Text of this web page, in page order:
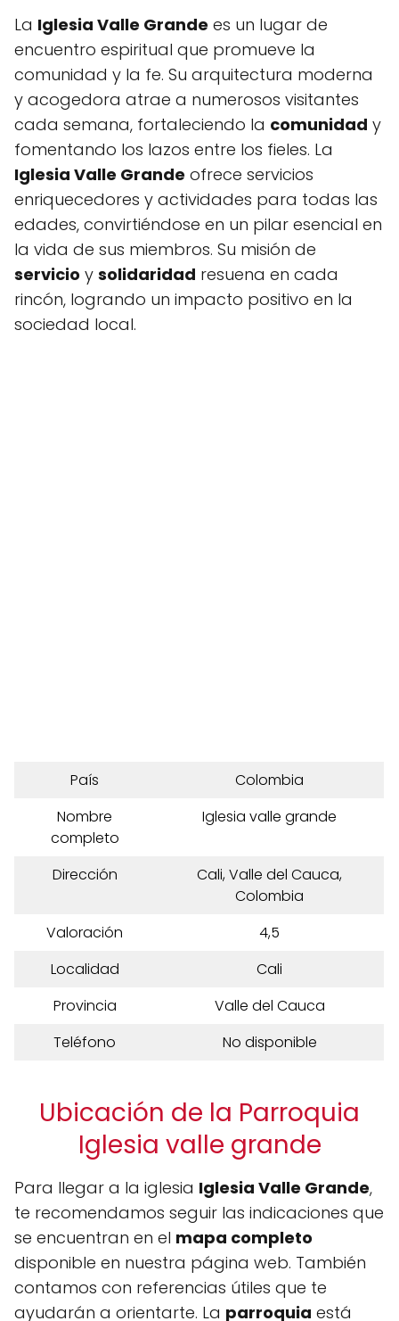
La Iglesia Valle Grande es un lugar de
encuentro espiritual que promueve la
comunidad y la fe. Su arquitectura moderna
y acogedora atrae a numerosos visitantes
cada semana, fortaleciendo la comunidad y
fomentando los lazos entre los fieles. La
Iglesia Valle Grande ofrece servicios
enriquecedores y actividades para todas las
edades, convirtiéndose en un pilar esencial en
la vida de sus miembros. Su misión de
servicio y solidaridad resuena en cada
rincón, logrando un impacto positivo en la
sociedad local.
País
Colombia
Nombre
completo
Iglesia valle grande
Dirección
Cali, Valle del Cauca,
Colombia
Valoración
4,5
Localidad
Cali
Provincia
Valle del Cauca
Teléfono
No disponible
Ubicación de la Parroquia
Iglesia valle grande
Para llegar a la iglesia Iglesia Valle Grande,
te recomendamos seguir las indicaciones que
se encuentran en el mapa completo
disponible en nuestra página web. También
contamos con referencias útiles que te
ayudarán a orientarte. La parroquia está